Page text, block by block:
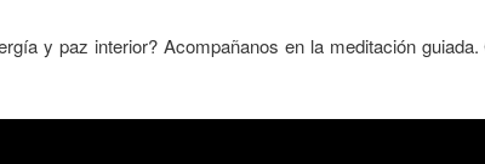
y paz interior? Acompañanos en la meditación